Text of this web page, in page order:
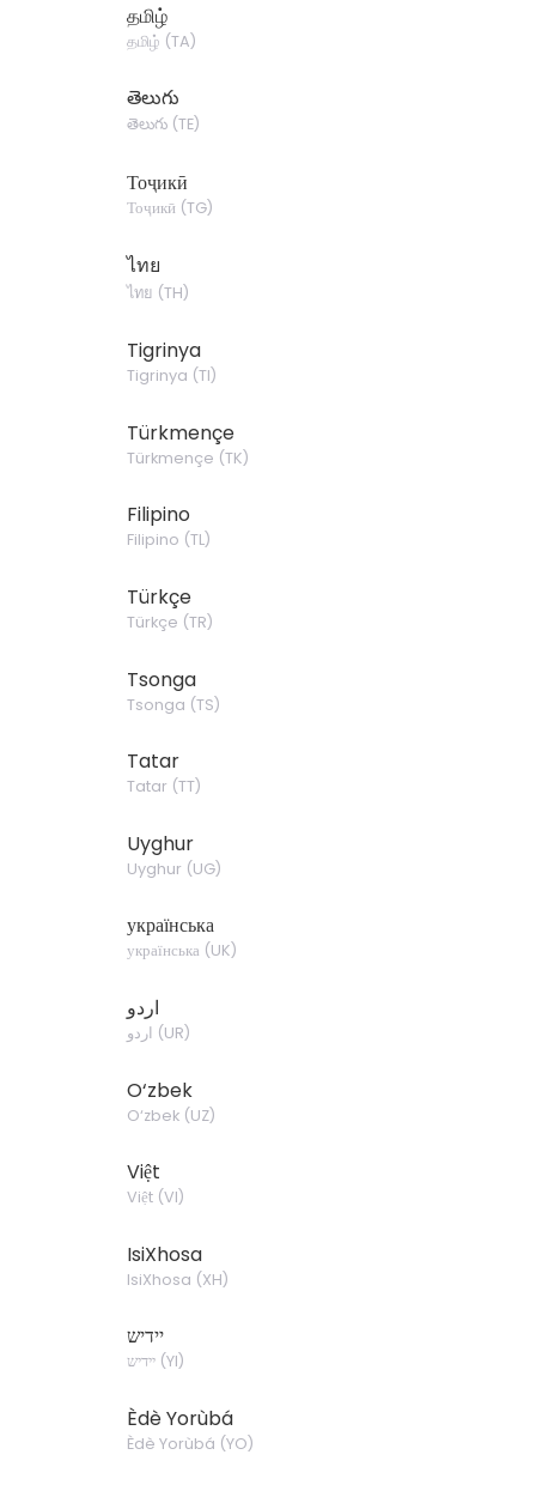
தமிழ்
தமிழ் (TA)
తెలుగు
తెలుగు(TE)
Тоҷикӣ
Тоҷикӣ (TG)
ไทย
ไทย (TH)
Tigrinya
Tigrinya (TI)
Türkmençe
Türkmençe (TK)
Filipino
Filipino (TL)
Türkçe
Türkçe (TR)
Tsonga
Tsonga (TS)
Tatar
Tatar (TT)
Uyghur
Uyghur (UG)
українська
українська (UK)
اردو
اردو (UR)
O‘zbek
O‘zbek(UZ)
Việt
Việt(VI)
IsiXhosa
IsiXhosa (XH)
יידיש
יידיש(YI)
Èdè Yorùbá
Èdè Yorùbá (YO)